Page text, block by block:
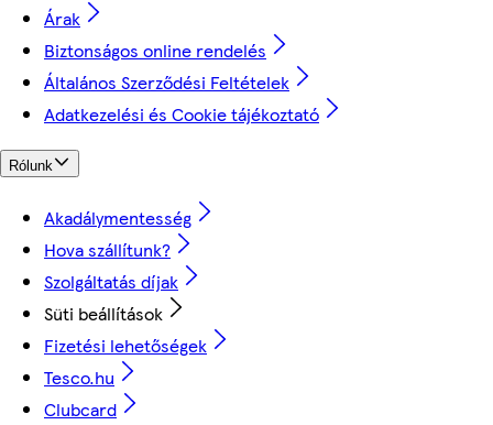
Árak
Biztonságos online rendelés
Általános Szerződési Feltételek
Adatkezelési és Cookie tájékoztató
Rólunk
Akadálymentesség
Hova szállítunk?
Szolgáltatás díjak
Süti beállítások
Fizetési lehetőségek
Tesco.hu
Clubcard